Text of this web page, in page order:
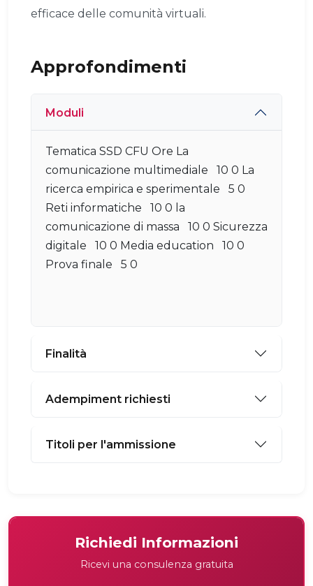
efficace delle comunità virtuali.
Approfondimenti
Moduli
Tematica SSD CFU Ore La
comunicazione multimediale 10 0 La
ricerca empirica e sperimentale 5 0
Reti informatiche 10 0 la
comunicazione di massa 10 0 Sicurezza
digitale 10 0 Media education 10 0
Prova finale 5 0
Finalità
Adempiment richiesti
Titoli per l'ammissione
Richiedi Informazioni
Ricevi una consulenza gratuita